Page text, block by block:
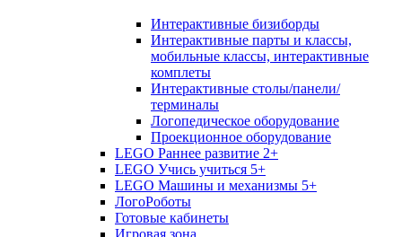
Интерактивные бизиборды
Интерактивные парты и классы,
мобильные классы, интерактивные
комплеты
Интерактивные столы/панели/
терминалы
Логопедическое оборудование
Проекционное оборудование
LEGO Раннее развитие 2+
LEGO Учись учиться 5+
LEGO Машины и механизмы 5+
ЛогоРоботы
Готовые кабинеты
Игровая зона